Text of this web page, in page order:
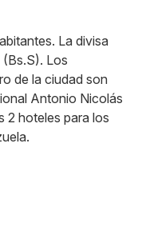
La divisa
Los
de la ciudad son
Antonio Nicolás
2 hoteles para los